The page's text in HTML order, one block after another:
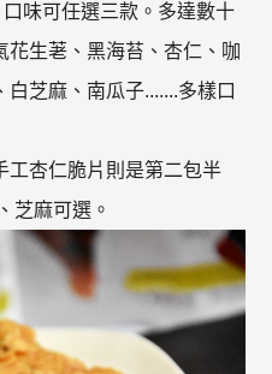
味可任選三款。多達數十
生荖、黑海苔、杏仁、咖
芝麻、南瓜子.......多樣口
工杏仁脆片則是第二包半
芝麻可選。